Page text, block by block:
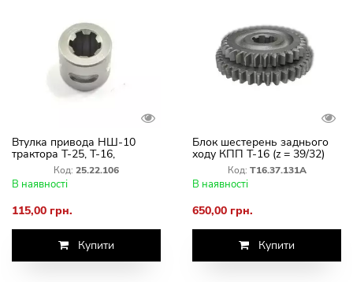
Втулка привода НШ-10
трактора Т-25, Т-16,
25.22.106Код: 25.22.106
В наявності
115,00 грн.
Купити
Блок шестерень заднього
ходу КПП Т-16 (z = 39/32)
Т16.37.131А
Код: Т16.37.131А
В наявності
650,00 грн.
Купити